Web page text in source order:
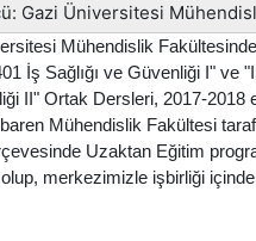
Gazi Üniversitesi
Mühendislik
İş Sağlığı ve Güvenliği I" ve
II" Ortak Dersleri, 2017-2018
Mühendislik Fakültesi
Uzaktan Eğitim
merkezimizle işbirliği